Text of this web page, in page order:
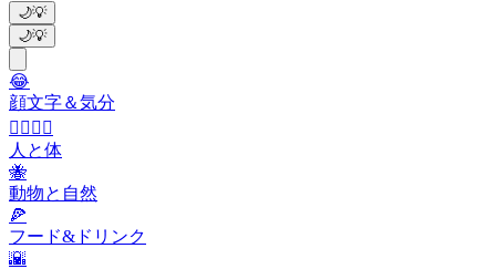
🌙💡
🌙💡
😂
顔文字＆気分
👩‍❤️‍💋‍👨
人と体
🐝
動物と自然
🍕
フード&ドリンク
🌇